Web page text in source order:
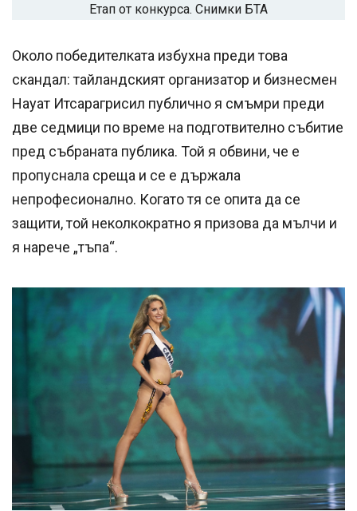
Етап от конкурса. Снимки БТА
Около победителката избухна преди това
скандал: тайландският организатор и бизнесмен
Науат Итсарагрисил публично я смъмри преди
две седмици по време на подготвително събитие
пред събраната публика. Той я обвини, че е
пропуснала среща и се е държала
непрофесионално. Когато тя се опита да се
защити, той неколкократно я призова да мълчи и
я нарече „тъпа“.